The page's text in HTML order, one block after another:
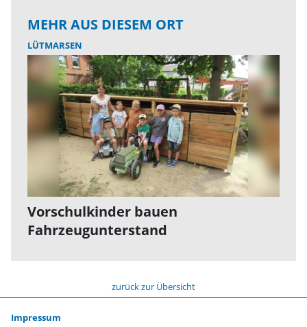
MEHR AUS DIESEM ORT
LÜTMARSEN
Vorschulkinder bauen
Fahrzeugunterstand
zurück zur Übersicht
Impressum